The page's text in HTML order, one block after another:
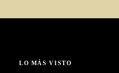
LO MÁS VISTO